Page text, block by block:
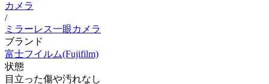
カメラ
/
ミラーレス一眼カメラ
ブランド
富士フイルム(Fujifilm)
状態
目立った傷や汚れなし